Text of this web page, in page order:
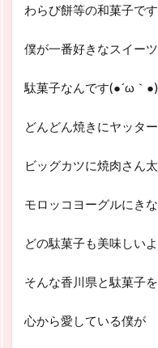
わらび餅等の和菓子で
僕が一番好きなスイー
駄菓子なんです(●´ω｀●)
どんどん焼きにヤッタ
ビッグカツに焼肉さん
モロッコヨーグルにき
どの駄菓子も美味しい
そんな香川県と駄菓子を
心から愛している僕が